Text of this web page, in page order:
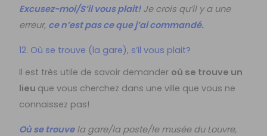
Excusez-moi/S’il vous plait!Je crois qu’il y a une
erreur, ce n’est pasce que j’ai commandé.
12. Où se trouve (la gare), s’il vous plait?
Il est très utile de savoir demander où se trouve un
lieu que vous cherchez dans une ville que vous ne
connaissez pas!
Où se trouvela gare/la poste/le musée du Louvre,